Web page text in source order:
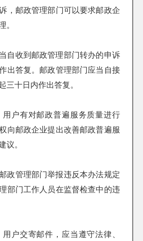
，邮政管理部门可以要求邮政企
。
自收到邮政管理部门转办的申诉
出答复。邮政管理部门应当自接
三十日内作出答复。
用户有对邮政普遍服务质量进行
向邮政企业提出改善邮政普遍服
议。
政管理部门举报违反本办法规定
部门工作人员在监督检查中的违
户交寄邮件，应当遵守法律、